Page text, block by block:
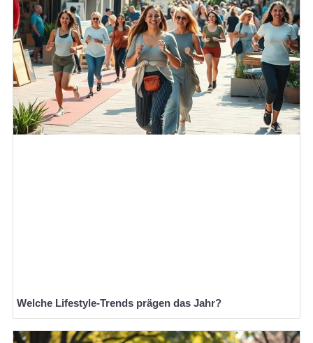
Welche Lifestyle-Trends prägen das Jahr?